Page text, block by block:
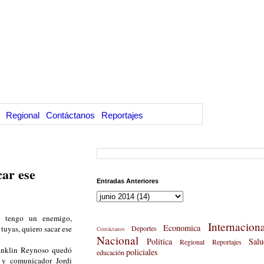
Regional Contáctanos Reportajes
ese
tengo un enemigo,
quiero sacar ese
Reynoso quedó
comunicador Jordi
Entradas Anteriores
Contáctanos Deportes Economica
Nacional
Politica Regional Reportajes
educación policiales